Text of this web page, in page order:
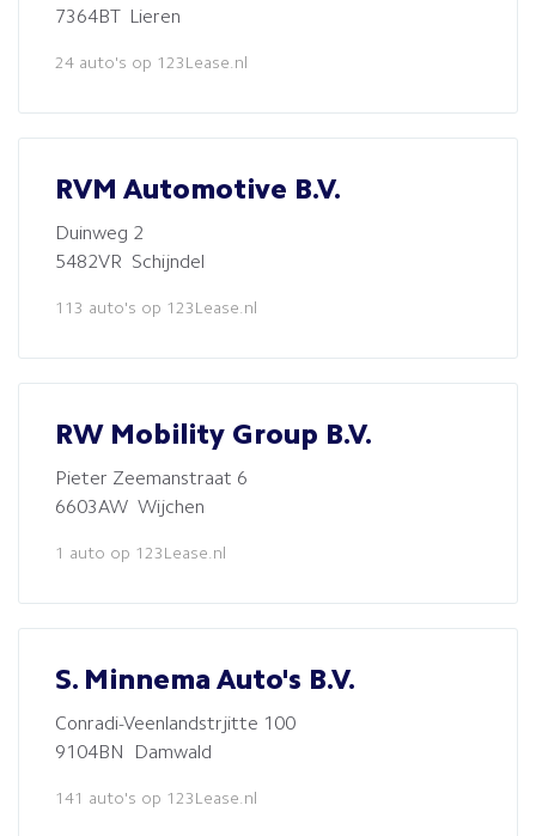
7364BT Lieren
24 auto's op 123Lease.nl
RVM Automotive B.V.
Duinweg 2
5482VR Schijndel
113 auto's op 123Lease.nl
RW Mobility Group B.V.
Pieter Zeemanstraat 6
6603AW Wijchen
1 auto op 123Lease.nl
S. Minnema Auto's B.V.
Conradi-Veenlandstrjitte 100
9104BN Damwald
141 auto's op 123Lease.nl